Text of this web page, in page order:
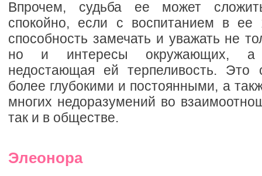
Впрочем, судьба ее может
спокойно, если с воспитанием в ее
способность замечать и уважать не
но и интересы окружающих, а
недостающая ей терпеливость. Это
более глубокими и постоянными, а
многих недоразумений во
так и в обществе.
Элеонора